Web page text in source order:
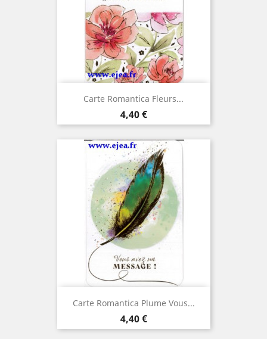
Carte Romantica Fleurs...
Prix
4,40 €
Carte Romantica Plume Vous...
Prix
4,40 €